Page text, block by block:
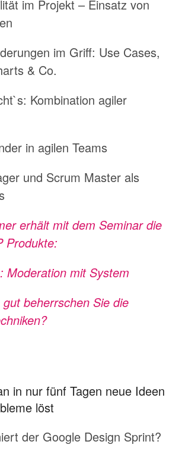
im Projekt – Einsatz von
im Griff: Use Cases,
& Co.
Kombination agiler
in agilen Teams
und Scrum Master als
erhält mit dem Seminar die
Produkte:
Moderation mit System
beherrschen Sie die
in nur fünf Tagen neue Ideen
löst
der Google Design Sprint?